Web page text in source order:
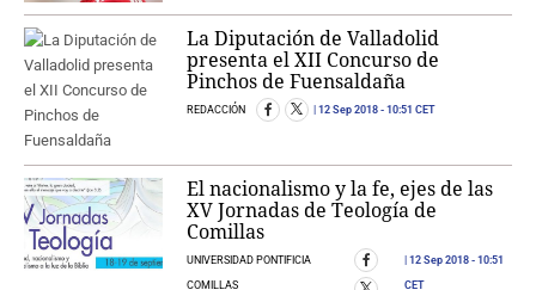
La Diputación de Valladolid
presenta el XII Concurso de
Pinchos de Fuensaldaña
REDACCIÓN 12 Sep 2018 - 10:51 CET
El nacionalismo y la fe, ejes de las
XV Jornadas de Teología de
Comillas
UNIVERSIDAD PONTIFICIA
COMILLAS
12 Sep 2018- 10:51
CET